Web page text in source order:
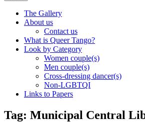
The Gallery
About us
Contact us
What is Queer Tango?
Look by Category
Women couple(s)
Men couple(s)
Cross-dressing dancer(s)
Non-LGBTQI
Links to Papers
Tag: Municipal Central